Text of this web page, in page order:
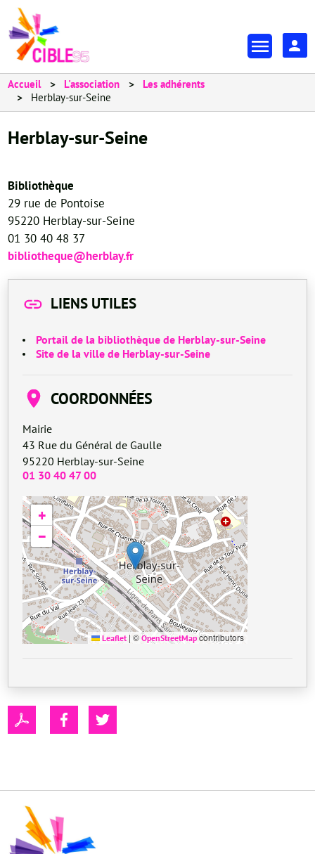
En-
tête
Accueil L'association
Les adhérents
Herblay-sur-Seine
Herblay-sur-Seine
Bibliothèque
29 rue de Pontoise
95220 Herblay-sur-Seine
01 30 40 48 37
bibliotheque@herblay.fr
LIENS UTILES
Portail de la bibliothèque de Herblay-sur-Seine
Site de la ville de Herblay-sur-Seine
COORDONNÉES
Mairie
43 Rue du Général de Gaulle
95220 Herblay-sur-Seine
01 30 40 47 00
+
−
Leaflet | ©OpenStreetMap contributors